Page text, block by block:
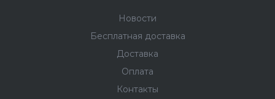
Новости
Бесплатная доставка
Доставка
Оплата
Контакты